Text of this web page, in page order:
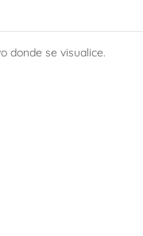
donde se visualice.